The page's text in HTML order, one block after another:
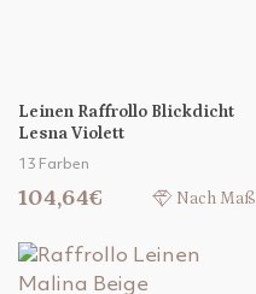
Leinen Raffrollo Blickdicht
Lesna Violett
13 Farben
104,64€ Nach Maß